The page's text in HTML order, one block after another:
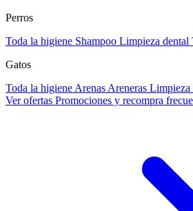
Perros
Toda la higiene Shampoo Limpieza dental
Gatos
Toda la higiene Arenas Areneras Limpieza
Ver ofertas Promociones y recompra